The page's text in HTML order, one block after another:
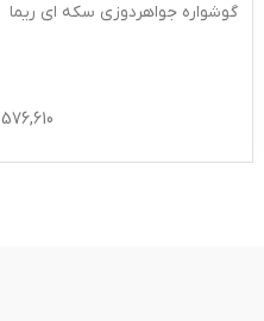
گوشواره جواهردوزی سکه ای ریما
576,610